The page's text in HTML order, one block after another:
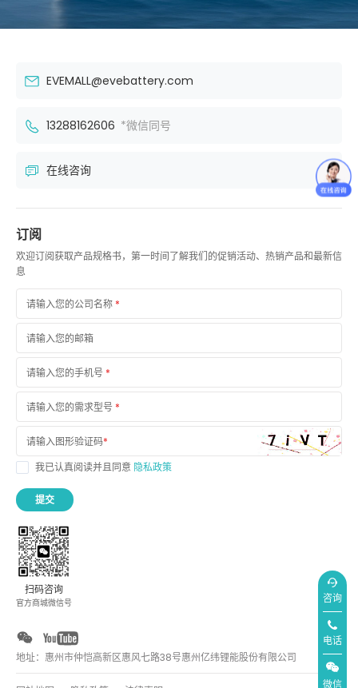
EVEMALL@evebattery.com
13288162606 *微信同号
在线咨询
扫码咨询
官方商城微信号
订阅
欢迎订阅获取产品规格书，第一时间了解我们的促销活动、热销产品和最新信
息
请输入您的公司名称 *
请输入您的邮箱
请输入您的手机号 *
请输入您的需求型号 *
请输入图形验证码*
我已认真阅读并且同意 隐私政策
提交
地址：惠州市仲恺高新区惠风七路38号惠州亿纬锂能股份有限公司
咨询
电话
微信